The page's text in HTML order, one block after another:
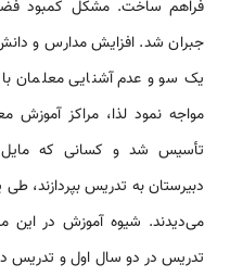
فراهم ساخت. مشکل کمبود
جبران شد. افزایش مدارس و دانش
یک سو و عدم آشنایی معلمان
مواجه نمود لذا، مراکز
تأسیس شد و کسانی که مایل
دبیرستان به تدریس بپردازند،
می‌دیدند. شیوه آموزش در این
تدریس در دو سال اول و تدریس